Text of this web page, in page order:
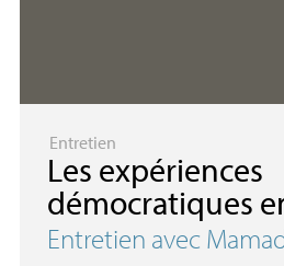
Entretien
Les expériences
démocratiques
Entretien avec